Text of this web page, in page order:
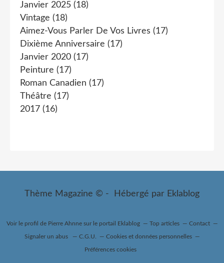
Janvier 2025 (18)
Vintage (18)
Aimez-Vous Parler De Vos Livres (17)
Dixième Anniversaire (17)
Janvier 2020 (17)
Peinture (17)
Roman Canadien (17)
Théâtre (17)
2017 (16)
Thème Magazine © - Hébergé par Eklablog
Voir le profil de Pierre Ahnnesur le portail Eklablog Top articles Contact
Signaler un abus C.G.U. Cookies et données personnelles
Préférences cookies